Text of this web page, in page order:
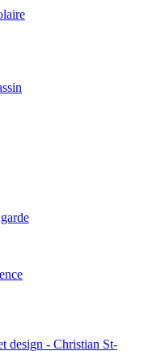
design - Christian St-